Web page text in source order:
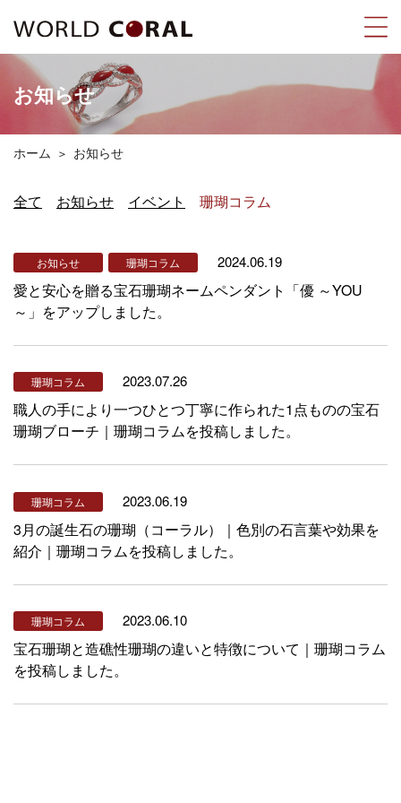
お知らせ
ホーム お知らせ
全て お知らせ イベント 珊瑚コラム
お知らせ 珊瑚コラム 2024.06.19
愛と安心を贈る宝石珊瑚ネームペンダント「優 ～YOU
～」をアップしました。
珊瑚コラム 2023.07.26
職人の手により一つひとつ丁寧に作られた1点ものの宝石
珊瑚ブローチ｜珊瑚コラムを投稿しました。
珊瑚コラム 2023.06.19
3月の誕生石の珊瑚（コーラル）｜色別の石言葉や効果を
紹介｜珊瑚コラムを投稿しました。
珊瑚コラム 2023.06.10
宝石珊瑚と造礁性珊瑚の違いと特徴について｜珊瑚コラム
を投稿しました。